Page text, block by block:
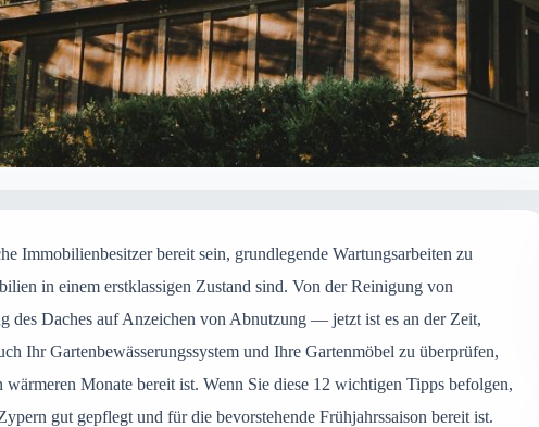
Immobilienbesitzer bereit sein, grundlegende Wartungsarbeiten zu
in einem erstklassigen Zustand sind. Von der Reinigung von
des Daches auf Anzeichen von Abnutzung — jetzt ist es an der Zeit,
Ihr Gartenbewässerungssystem und Ihre Gartenmöbel zu überprüfen,
Monate bereit ist. Wenn Sie diese 12 wichtigen Tipps befolgen,
gut gepflegt und für die bevorstehende Frühjahrssaison bereit ist.